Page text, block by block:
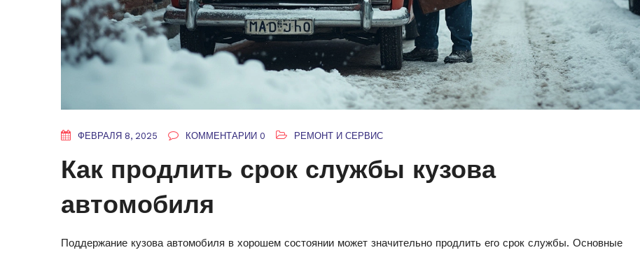
ФЕВРАЛЯ 8, 2025 КОММЕНТАРИИ 0 РЕМОНТ И СЕРВИС
Как продлить срок службы кузова
автомобиля
Поддержание кузова автомобиля в хорошем состоянии может значительно продлить его срок службы. Основные